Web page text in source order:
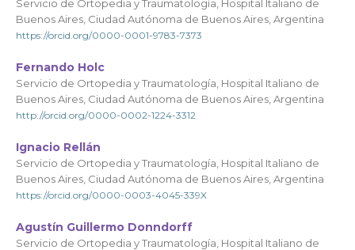
Servicio de Ortopedia y Traumatología, Hospital Italiano de
Buenos Aires, Ciudad Autónoma de Buenos Aires, Argentina
https://orcid.org/0000-0001-9783-7373
Fernando Holc
Servicio de Ortopedia y Traumatología, Hospital Italiano de
Buenos Aires, Ciudad Autónoma de Buenos Aires, Argentina
http://orcid.org/0000-0002-1224-3312
Ignacio Rellán
Servicio de Ortopedia y Traumatología, Hospital Italiano de
Buenos Aires, Ciudad Autónoma de Buenos Aires, Argentina
https://orcid.org/0000-0003-4045-339X
Agustín Guillermo Donndorff
Servicio de Ortopedia y Traumatología, Hospital Italiano de